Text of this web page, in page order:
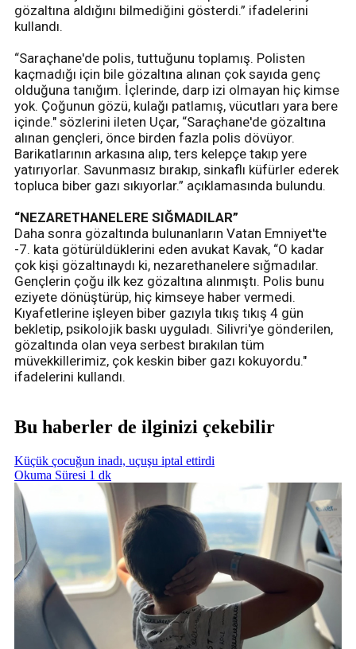
gözaltına aldığını bilmediğini gösterdi.” ifadelerini
kullandı.
“Saraçhane'de polis, tuttuğunu toplamış. Polisten
kaçmadığı için bile gözaltına alınan çok sayıda genç
olduğuna tanığım. İçlerinde, darp izi olmayan hiç kimse
yok. Çoğunun gözü, kulağı patlamış, vücutları yara bere
içinde." sözlerini ileten Uçar, “Saraçhane'de gözaltına
alınan gençleri, önce birden fazla polis dövüyor.
Barikatlarının arkasına alıp, ters kelepçe takıp yere
yatırıyorlar. Savunmasız bırakıp, sinkaflı küfürler ederek
topluca biber gazı sıkıyorlar.” açıklamasında bulundu.
“NEZARETHANELERE SIĞMADILAR”
Daha sonra gözaltında bulunanların Vatan Emniyet'te
-7. kata götürüldüklerini eden avukat Kavak, “O kadar
çok kişi gözaltınaydı ki, nezarethanelere sığmadılar.
Gençlerin çoğu ilk kez gözaltına alınmıştı. Polis bunu
eziyete dönüştürüp, hiç kimseye haber vermedi.
Kıyafetlerine işleyen biber gazıyla tıkış tıkış 4 gün
bekletip, psikolojik baskı uyguladı. Silivri'ye gönderilen,
gözaltında olan veya serbest bırakılan tüm
müvekkillerimiz, çok keskin biber gazı kokuyordu."
ifadelerini kullandı.
Bu haberler de ilginizi çekebilir
Küçük çocuğun inadı, uçuşu iptal ettirdi
Okuma Süresi 1 dk